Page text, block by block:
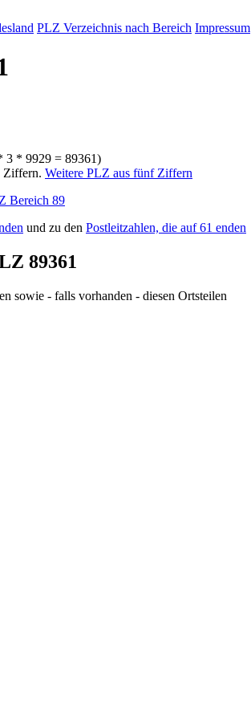
PLZ Verzeichnis nach Bereich Impressum
3 * 9929 = 89361)
Ziffern. Weitere PLZ aus fünf Ziffern
Bereich 89
und zu den Postleitzahlen, die auf 61 enden
89361
sowie - falls vorhanden - diesen Ortsteilen